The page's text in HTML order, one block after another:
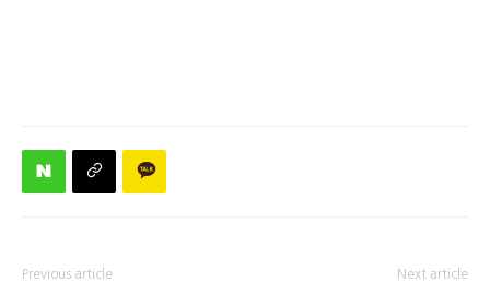
Previous article Next article